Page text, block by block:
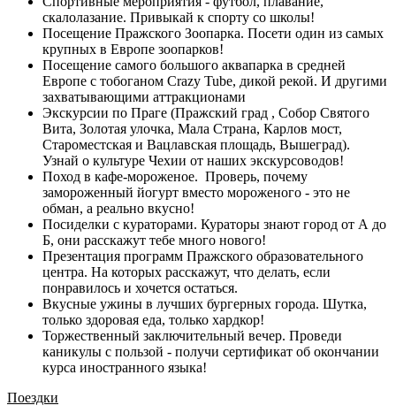
скалолазание. Привыкай к спорту со школы!
Посещение Пражского Зоопарка. Посети один из самых
крупных в Европе зоопарков!
Посещение самого большого аквапарка в средней
Европе c тобоганом Crazy Tube, дикой рекой. И другими
захватывающими аттракционами
Экскурсии по Праге (Пражский град , Собор Святого
Вита, Золотая улочка, Мала Страна, Карлов мост,
Староместская и Вацлавская площадь, Вышеград).
Узнай о культуре Чехии от наших экскурсоводов!
Поход в кафе-мороженое. Проверь, почему
замороженный йогурт вместо мороженого - это не
обман, а реально вкусно!
Посиделки с кураторами. Кураторы знают город от А до
Б, они расскажут тебе много нового!
Презентация программ Пражского образовательного
центра. На которых расскажут, что делать, если
понравилось и хочется остаться.
Вкусные ужины в лучших бургерных города. Шутка,
только здоровая еда, только хардкор!
Торжественный заключительный вечер. Проведи
каникулы с пользой - получи сертификат об окончании
курса иностранного языка!
Поездки